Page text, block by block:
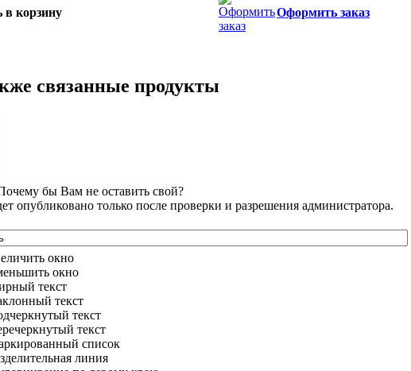
в корзину Оформить заказ
связанные продукты
бы Вам не оставить свой?
опубликовано только после проверки и разрешения администратора.